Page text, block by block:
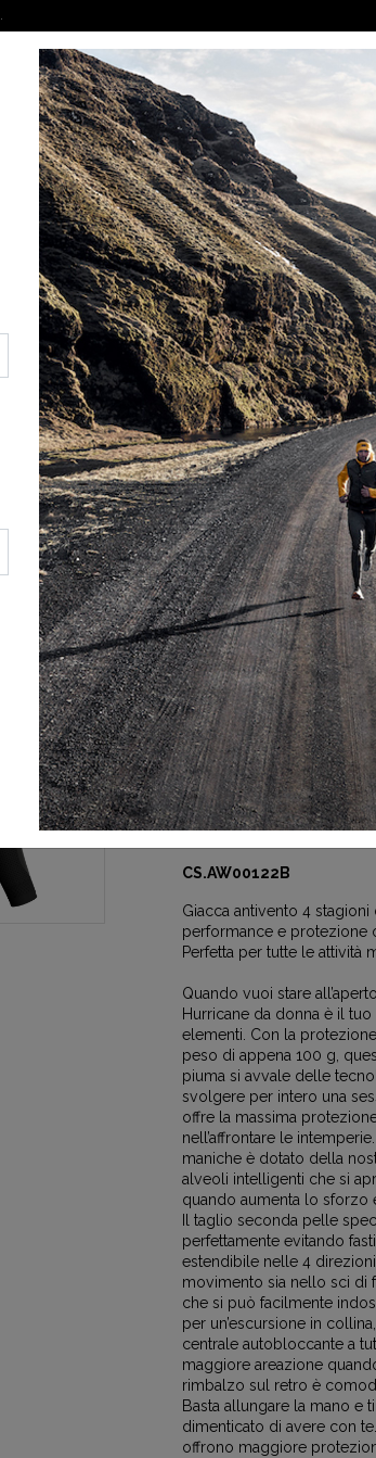
FASHION BRANDS
Hurricane
60,00 € 120,00 €
Prezzo più basso degli ultimi 30
Compra ora. Paga conKlarna.
Compra ora. Paga in 3 rate
Colore:Black
-50%
SELEZIONA UNA TAGLIA
Specifiche del prodotto
CS.AW00122B
Giacca antivento 4
performance e protezione
Perfetta per tutte le attività
Quando vuoi stare
Hurricane da donna è il
elementi. Con la
peso di appena 100 g,
piuma si avvale delle
svolgere per intero una
offre la massima
nell’affrontare le
maniche è dotato della
alveoli intelligenti che si
quando aumenta lo sforzo
Il taglio seconda pelle
perfettamente evitando
estendibile nelle 4
movimento sia nello sci di
che si può facilmente
per un’escursione in
centrale autobloccante a
maggiore areazione
rimbalzo sul retro è
Basta allungare la mano e
dimenticato di avere con
offrono maggiore